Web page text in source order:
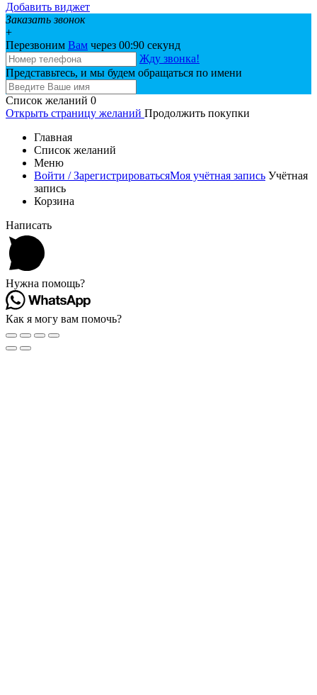
Добавить виджет
Заказать звонок
+
Перезвоним Вам через 00:90 секунд
Жду звонка!
Представьтесь, и мы будем обращаться по имени
Список желаний 0
Открыть страницу желаний Продолжить покупки
Главная
Список желаний
Меню
Войти / ЗарегистрироватьсяМоя учётная запись Учётная
запись
Корзина
Написать
Нужна помощь?
Как я могу вам помочь?